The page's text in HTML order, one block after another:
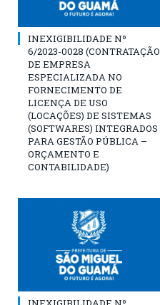
INEXIGIBILIDADE Nº
6/2023-0028 (CONTRATAÇÃO
DE EMPRESA
ESPECIALIZADA NO
FORNECIMENTO DE
LICENÇA DE USO
(LOCAÇÕES) DE SISTEMAS
(SOFTWARES) INTEGRADOS
PARA GESTÃO PÚBLICA –
ORÇAMENTO E
CONTABILIDADE)